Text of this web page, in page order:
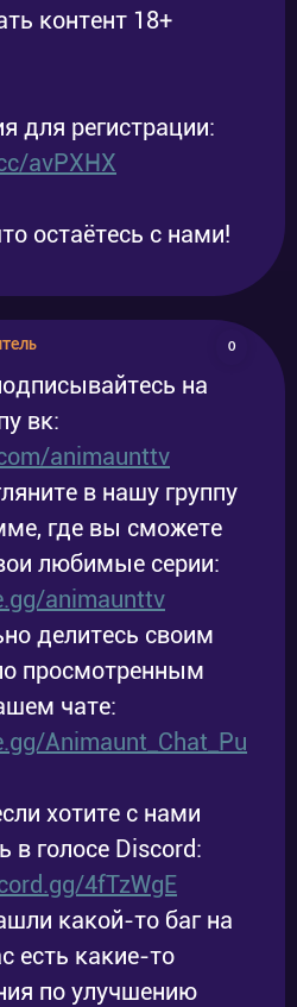
контент 18+
для регистрации:
avPXHX
остаётесь с нами!
0
на
вк:
animaunttv
в нашу группу
где вы сможете
любимые серии:
animaunttv
делитесь своим
просмотренным
чате:
Animaunt_Chat_Pu
хотите с нами
в голосе Discord:
4fTzWgE
какой-то баг на
есть какие-то
по улучшению